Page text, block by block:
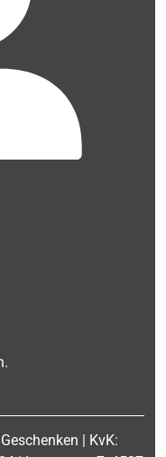
| KvK: